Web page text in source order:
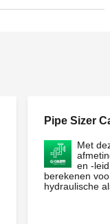
Pipe Sizer
Met
en -
berekenen
hydraulische